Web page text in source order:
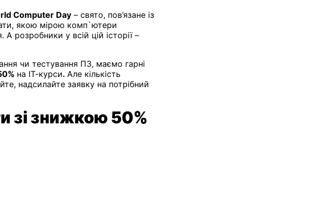
Computer Day – свято, пов’язане із
якою мірою комп`ютери
розробники у всій цій історії –
чи тестування ПЗ, маємо гарні
на ІТ-курси. Але кількість
надсилайте заявку на потрібний
зі знижкою 50%